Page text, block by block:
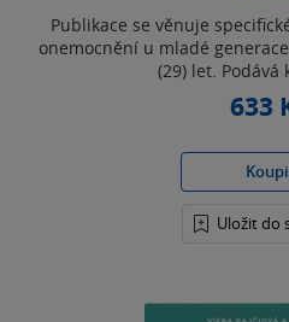
Publikace se věnuje
onemocnění u mladé
(29) let. Podává
633
Uložit do